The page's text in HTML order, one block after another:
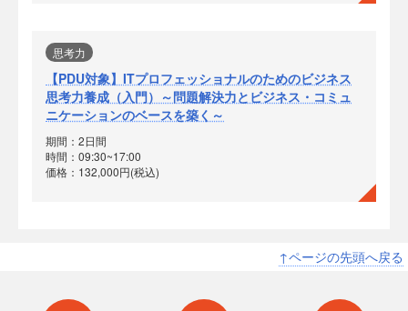
思考力
【PDU対象】ITプロフェッショナルのためのビジネス
思考力養成（入門）～問題解決力とビジネス・コミュ
ニケーションのベースを築く～
期間：2日間
時間：09:30~17:00
価格：132,000円(税込)
↑ページの先頭へ戻る